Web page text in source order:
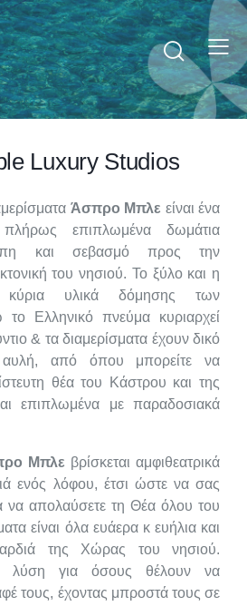
Luxury Studios
Άσπρο Μπλε είναι ένα
επιπλωμένα δωμάτια
και σεβασμό προς την
του νησιού. Το ξύλο και η
υλικά δόμησης των
το Ελληνικό πνεύμα κυριαρχεί
& τα διαμερίσματα έχουν δικό
από όπου μπορείτε να
θέα του Κάστρου και της
επιπλωμένα με παραδοσιακά
Μπλε βρίσκεται αμφιθεατρικά
ενός λόφου, έτσι ώστε να σας
να απολαύσετε τη Θέα όλου του
είναι όλα ευάερα κ ευήλια και
της Χώρας του νησιού.
λύση για όσους θέλουν να
τους, έχοντας μπροστά τους σε